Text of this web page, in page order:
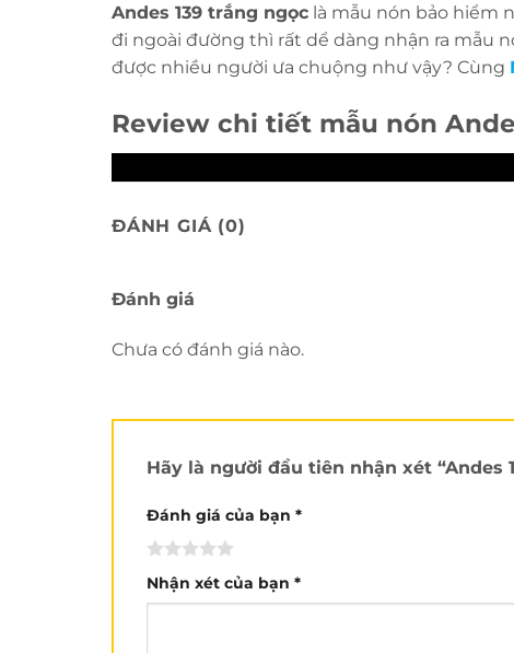
Andes 139 trắng ngọc là mẫu nón bảo hiểm
đi ngoài đường thì rất dể dàng nhận ra mẫu
được nhiều người ưa chuộng như vậy? Cùng
Review chi tiết mẫu nón
ĐÁNH GIÁ (0)
Đánh giá
Chưa có đánh giá nào.
Hãy là người đầu tiên nhận xét “Andes
Đánh giá của bạn *
Nhận xét của bạn *